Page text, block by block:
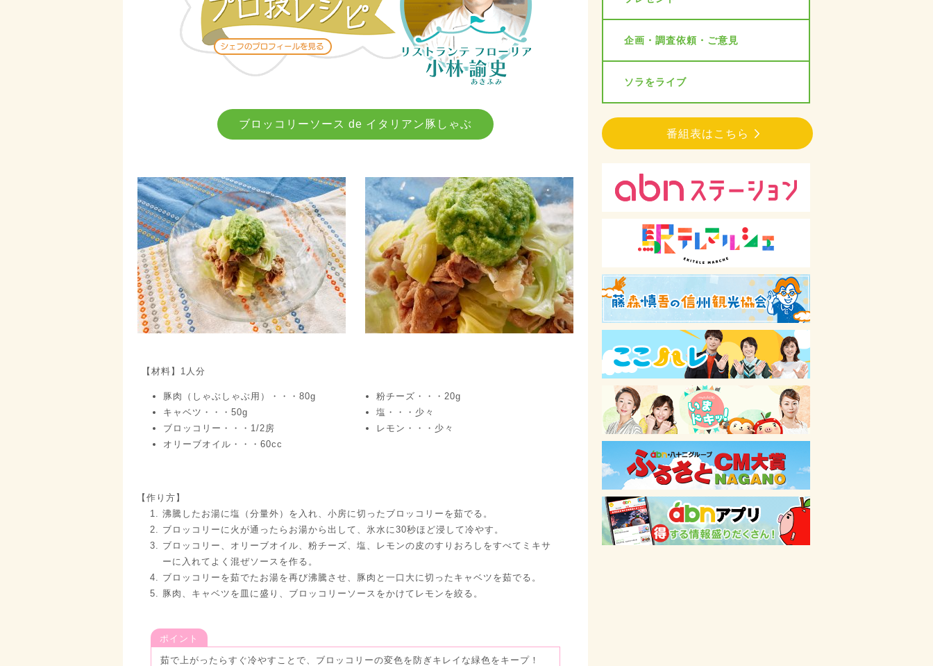
ブロッコリーソース de イタリアン豚しゃぶ
【材料】1人分
豚肉（しゃぶしゃぶ用）・・・80g
キャベツ・・・50g
ブロッコリー・・・1/2房
オリーブオイル・・・60cc
粉チーズ・・・20g
塩・・・少々
レモン・・・少々
【作り方】
沸騰したお湯に塩（分量外）を入れ、小房に切ったブロッコリーを茹でる。
ブロッコリーに火が通ったらお湯から出して、氷水に30秒ほど浸して冷やす。
ブロッコリー、オリーブオイル、粉チーズ、塩、レモンの皮のすりおろしをすべてミキサ
ーに入れてよく混ぜソースを作る。
ブロッコリーを茹でたお湯を再び沸騰させ、豚肉と一口大に切ったキャベツを茹でる。
豚肉、キャベツを皿に盛り、ブロッコリーソースをかけてレモンを絞る。
ポイント
茹で上がったらすぐ冷やすことで、ブロッコリーの変色を防ぎキレイな緑色をキープ！
企画・調査依頼・ご意見
ソラをライブ
番組表はこちら